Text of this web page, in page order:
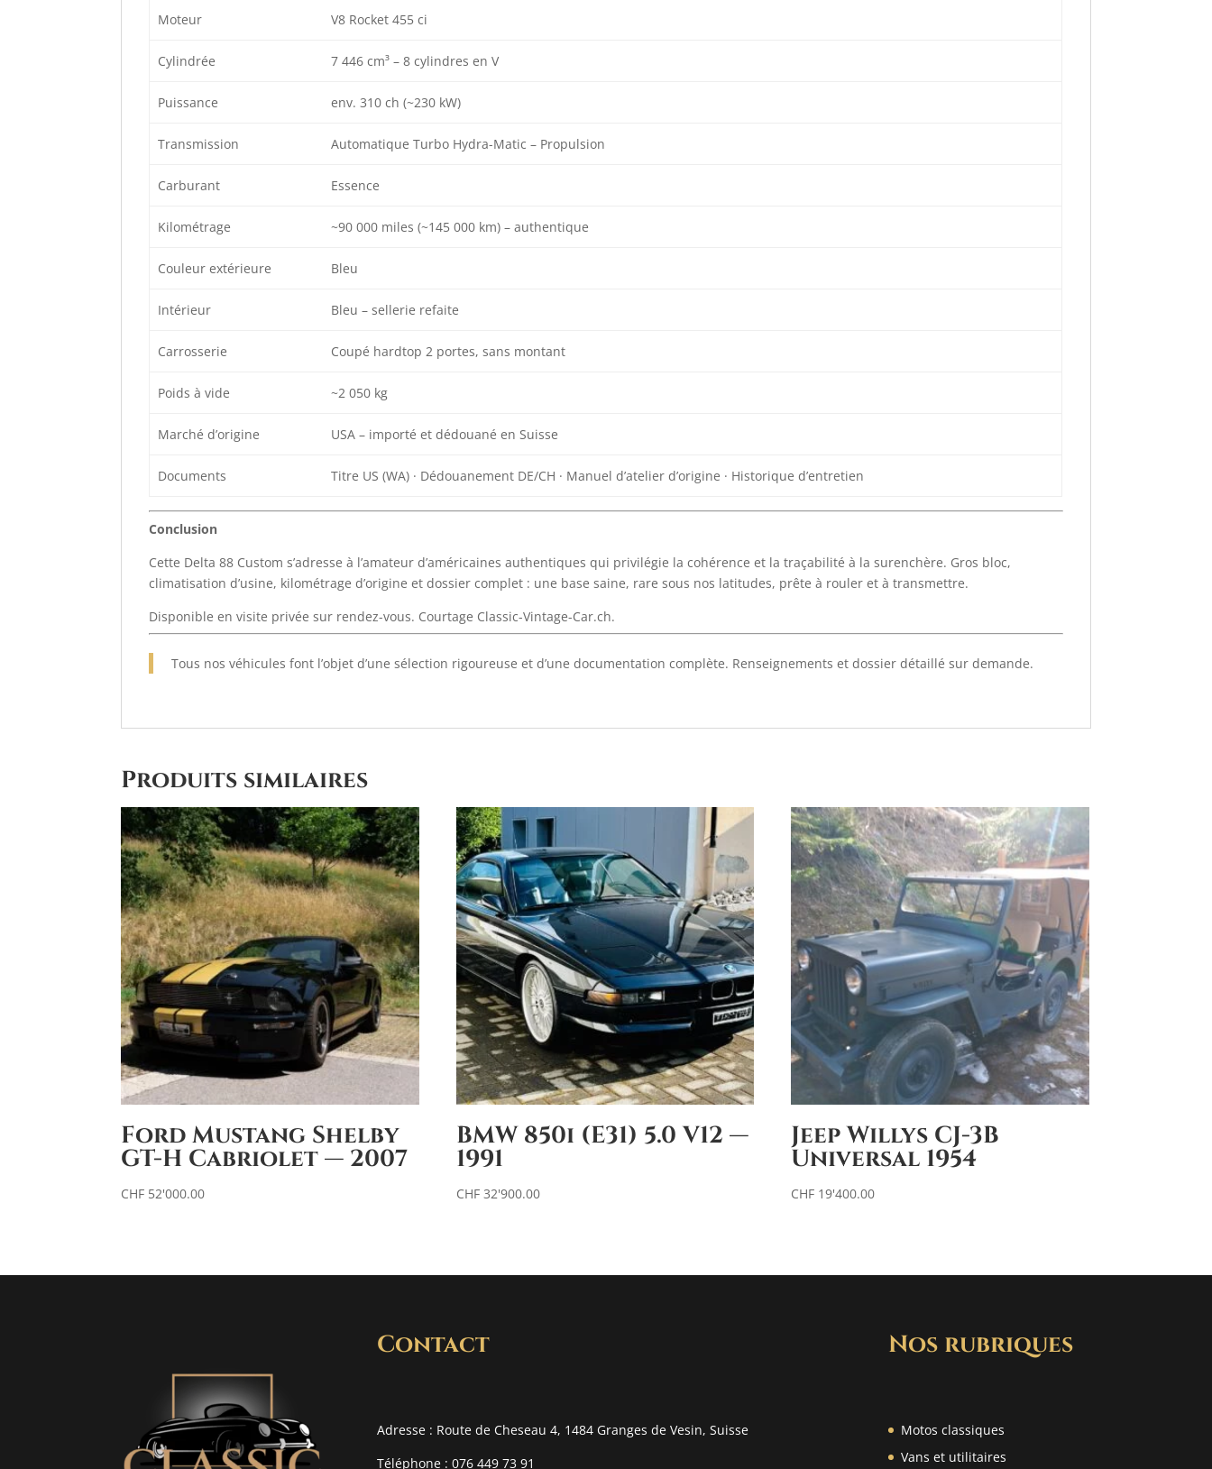
Moteur V8 Rocket 455 ci
Cylindrée 7 446 cm³ – 8 cylindres en V
Puissance env. 310 ch (~230 kW)
Transmission Automatique Turbo Hydra-Matic – Propulsion
Carburant Essence
Kilométrage ~90 000 miles (~145 000 km) – authentique
Couleur extérieure Bleu
Intérieur Bleu – sellerie refaite
Carrosserie Coupé hardtop 2 portes, sans montant
Poids à vide ~2 050 kg
Marché d’origine USA – importé et dédouané en Suisse
Documents Titre US (WA) · Dédouanement DE/CH · Manuel d’atelier d’origine · Historique d’entretien
Conclusion
Cette Delta 88 Custom s’adresse à l’amateur d’américaines authentiques qui privilégie la cohérence et la traçabilité à la surenchère. Gros bloc,
climatisation d’usine, kilométrage d’origine et dossier complet : une base saine, rare sous nos latitudes, prête à rouler et à transmettre.
Disponible en visite privée sur rendez-vous. Courtage Classic-Vintage-Car.ch.
Tous nos véhicules font l’objet d’une sélection rigoureuse et d’une documentation complète. Renseignements et dossier détaillé sur demande.
Produits similaires
Ford Mustang Shelby
GT-H Cabriolet — 2007
CHF 52'000.00
BMW 850i (E31) 5.0 V12 —
1991
CHF32'900.00
Jeep Willys CJ-3B
Universal 1954
CHF 19'400.00
Contact
Adresse : Route de Cheseau 4, 1484 Granges de Vesin, Suisse
Téléphone : 076 449 73 91
Nos rubriques
Motos classiques
Vans et utilitaires